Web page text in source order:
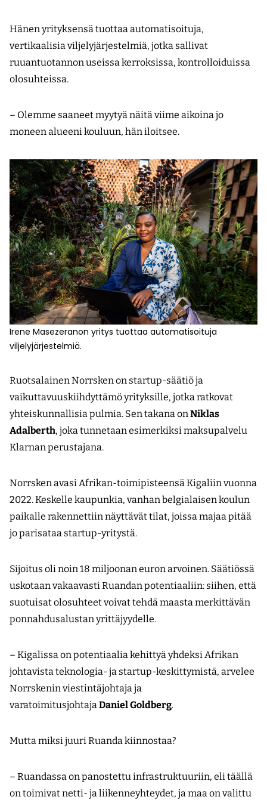
Hänen yrityksensä tuottaa automatisoituja,
vertikaalisia viljelyjärjestelmiä, jotka sallivat
ruuantuotannon useissa kerroksissa, kontrolloiduissa
olosuhteissa.
– Olemme saaneet myytyä näitä viime aikoina jo
moneen alueeni kouluun, hän iloitsee.
Irene Masezeranon yritys tuottaa automatisoituja
viljelyjärjestelmiä.
Ruotsalainen Norrsken on startup-säätiö ja
vaikuttavuuskiihdyttämö yrityksille, jotka ratkovat
yhteiskunnallisia pulmia. Sen takana onNiklas
Adalberth, joka tunnetaan esimerkiksi maksupalvelu
Klarnan perustajana.
Norrsken avasi Afrikan-toimipisteensä Kigaliin vuonna
2022. Keskelle kaupunkia, vanhan belgialaisen koulun
paikalle rakennettiin näyttävät tilat, joissa majaa pitää
jo parisataa startup-yritystä.
Sijoitus oli noin 18 miljoonan euron arvoinen. Säätiössä
uskotaan vakaavasti Ruandan potentiaaliin: siihen, että
suotuisat olosuhteet voivat tehdä maasta merkittävän
ponnahdusalustan yrittäjyydelle.
– Kigalissa on potentiaalia kehittyä yhdeksi Afrikan
johtavista teknologia- ja startup-keskittymistä, arvelee
Norrskenin viestintäjohtaja ja
varatoimitusjohtajaDaniel Goldberg.
Mutta miksi juuri Ruanda kiinnostaa?
– Ruandassa on panostettu infrastruktuuriin, eli täällä
on toimivat netti- ja liikenneyhteydet, ja maa on valittu